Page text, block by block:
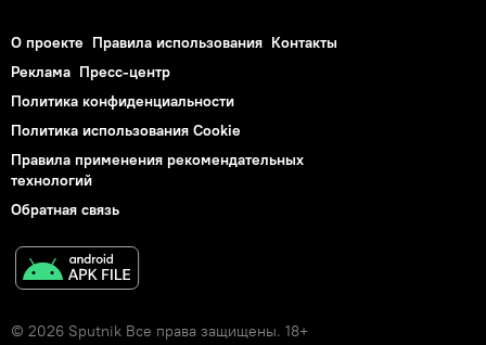
О проекте Правила использования Контакты
Реклама Пресс-центр
Политика конфиденциальности
Политика использования Cookie
Правила применения рекомендательных
технологий
Обратная связь
© 2026 Sputnik Все права защищены. 18+